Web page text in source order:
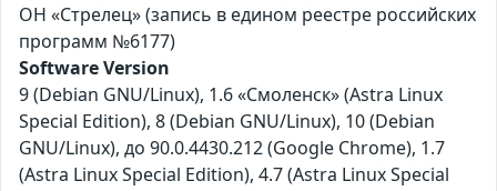
ОН «Стрелец» (запись в едином реестре российских
программ №6177)
Software Version
9 (Debian GNU/Linux), 1.6 «Смоленск» (Astra Linux
Special Edition), 8 (Debian GNU/Linux), 10 (Debian
GNU/Linux), до 90.0.4430.212 (Google Chrome), 1.7
(Astra Linux Special Edition), 4.7 (Astra Linux Special